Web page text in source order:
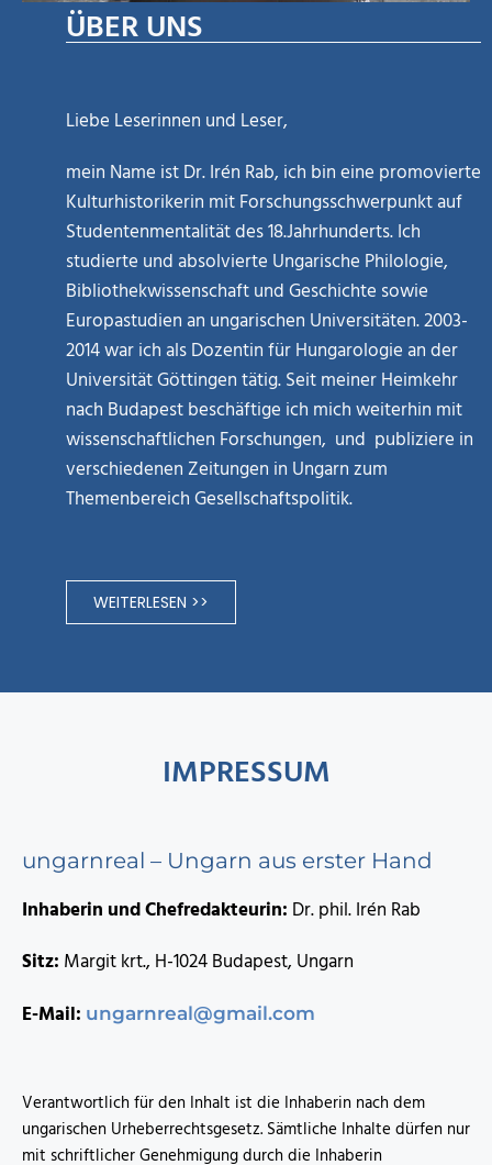
ÜBER UNS
Liebe Leserinnen und Leser,
mein Name ist Dr. Irén Rab, ich bin eine promovierte
Kulturhistorikerin mit Forschungsschwerpunkt auf
Studentenmentalität des 18.Jahrhunderts. Ich
studierte und absolvierte Ungarische Philologie,
Bibliothekwissenschaft und Geschichte sowie
Europastudien an ungarischen Universitäten. 2003-
2014 war ich als Dozentin für Hungarologie an der
Universität Göttingen tätig. Seit meiner Heimkehr
nach Budapest beschäftige ich mich weiterhin mit
wissenschaftlichen Forschungen, und publiziere in
verschiedenen Zeitungen in Ungarn zum
Themenbereich Gesellschaftspolitik.
WEITERLESEN >>
IMPRESSUM
ungarnreal – Ungarn aus erster Hand
Inhaberin und Chefredakteurin: Dr. phil. Irén Rab
Sitz: Margit krt., H-1024 Budapest, Ungarn
E-Mail: ungarnreal@gmail.com
Verantwortlich für den Inhalt ist die Inhaberin nach dem
ungarischen Urheberrechtsgesetz. Sämtliche Inhalte dürfen nur
mit schriftlicher Genehmigung durch die Inhaberin